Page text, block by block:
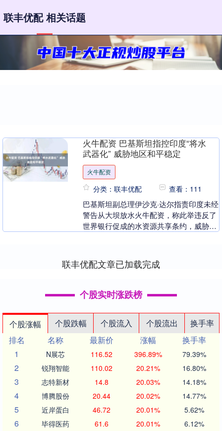
联丰优配 相关话题
火牛配资 巴基斯坦指控印度“将水
武器化” 威胁地区和平稳定
火牛配资
分类：联丰优配 查看：111
巴基斯坦副总理伊沙克·达尔指责印度未经
警告从大坝放水火牛配资，称此举违反了
世界银行促成的水资源共享条约，威胁地
联丰优配文章已加载完成
个股实时涨跌榜
个股涨幅 个股跌幅 个股流入 个股流出
换手率
排名
名称 最新价 涨幅
换手率
1
N展芯 116.52 396.89% 79.39%
2 锐翔智能 110.02 20.21% 16.80%
3 志特新材 14.8 20.03% 14.18%
4 博腾股份 20.44 20.02% 14.77%
5 近岸蛋白 46.72 20.01% 5.62%
6 毕得医药 61.6 20.01% 6.12%